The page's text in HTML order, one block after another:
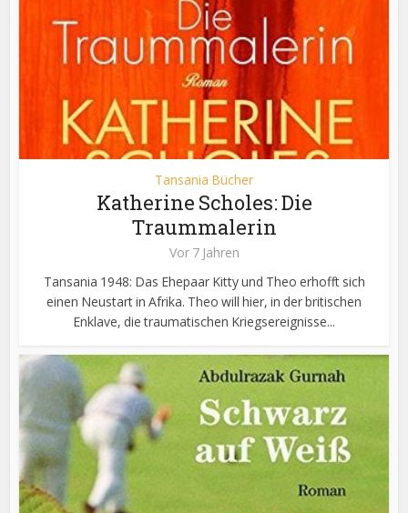
Tansania Bücher
Katherine Scholes: Die
Traummalerin
Vor 7 Jahren
Tansania 1948: Das Ehepaar Kitty und Theo erhofft sich
einen Neustart in Afrika. Theo will hier, in der britischen
Enklave, die traumatischen Kriegsereignisse...